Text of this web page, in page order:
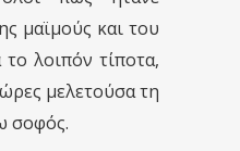
μαϊμούς και του
λοιπόν τίποτα,
ώρες μελετούσα τη
σοφός.